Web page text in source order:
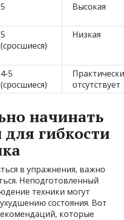
5 Высокая
5
(сросшиеся)
Низкая
4-5
(сросшиеся)
отсутствует
начинать
гибкости
в упражнения, важно
Неподготовленный
техники могут
состояния. Вот
которые